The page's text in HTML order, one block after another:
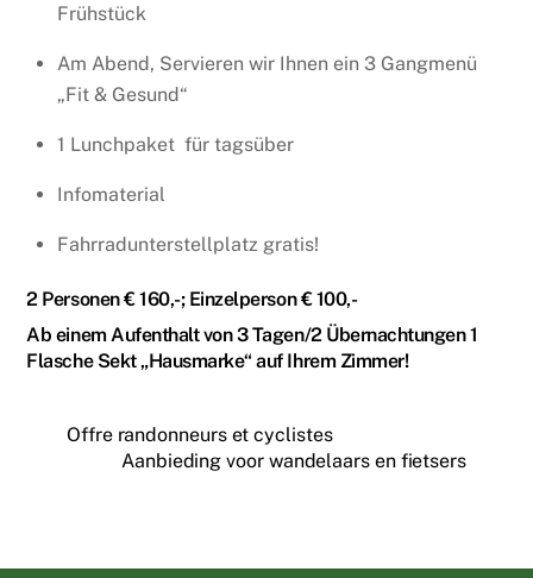
Frühstück
Am Abend, Servieren wir Ihnen ein 3 Gangmenü
„Fit & Gesund“
1 Lunchpaket für tagsüber
Infomaterial
Fahrradunterstellplatz gratis!
2 Personen € 160,-; Einzelperson € 100,-
Ab einem Aufenthalt von 3 Tagen/2 Übernachtungen 1
Flasche Sekt „Hausmarke“ auf Ihrem Zimmer!
Offre randonneurs et cyclistes
Aanbieding voor wandelaars en fietsers